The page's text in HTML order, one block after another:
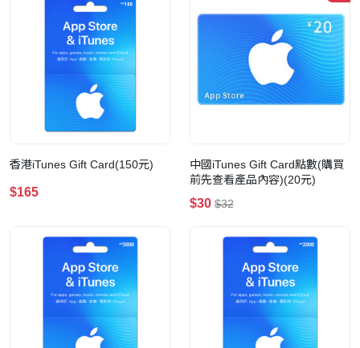
香港iTunes Gift Card(150元)
$165
中國iTunes Gift Card點數(購買
前先查看產品內容)(20元)
$30 $32